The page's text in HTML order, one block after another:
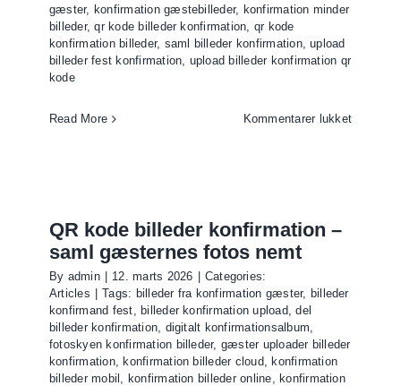
gæster, konfirmation gæstebilleder, konfirmation minder
billeder,qr kode billeder konfirmation, qr kode
konfirmation billeder, saml billeder konfirmation,upload
billeder fest konfirmation, upload billeder konfirmation qr
kode
Read More Kommentarer lukkettil
QR kode billeder konfirmation –
saml gæsternes fotos nemt
By admin 12. marts 2026
Categories:
Articles
Tags: billeder fra konfirmation gæster, billeder
konfirmand fest, billeder konfirmation upload,del
billeder konfirmation, digitalt konfirmationsalbum,
fotoskyen konfirmation billeder, gæster uploader billeder
konfirmation, konfirmation billeder cloud, konfirmation
billeder mobil , konfirmation billeder online, konfirmation